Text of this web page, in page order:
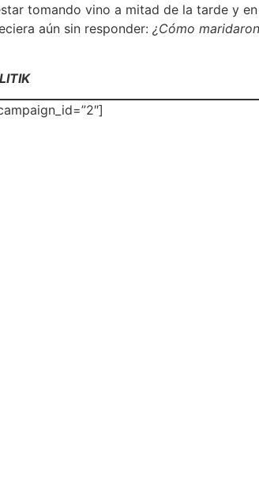
tomando vino a mitad de la tarde y
aún sin responder: ¿Cómo